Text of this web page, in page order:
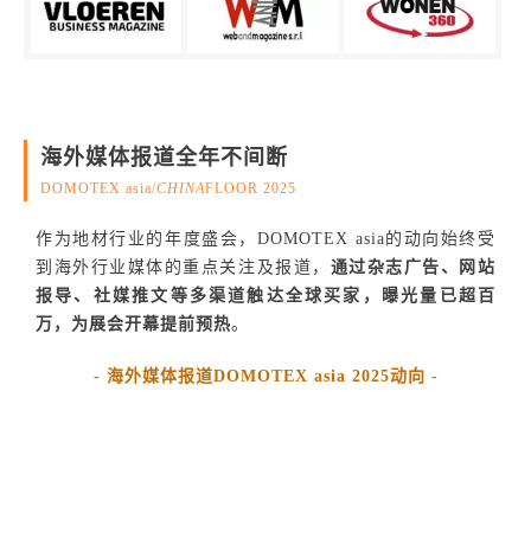
海外媒体报道全年不间断
DOMOTEX asia/CHINAFLOOR 2025
作为地材行业的年度盛会，DOMOTEX asia的动向始终受
到海外行业媒体的重点关注及报道， 通过杂志广告、网站
报导、社媒推文等多渠道触达全球买家，曝光量已超百
万，为展会开幕提前预热。
- 海外媒体报道DOMOTEX asia 2025动向 -